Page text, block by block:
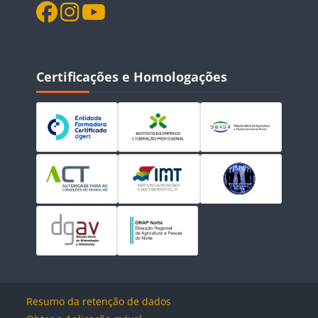
Blocos
Certificações e Homologações
Resumo da retenção de dados